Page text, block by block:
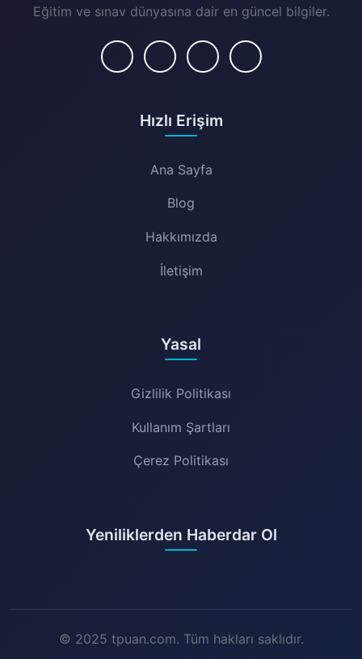
Eğitim ve sınav dünyasına dair en güncel bilgiler.
Hızlı Erişim
Ana Sayfa
Blog
Hakkımızda
İletişim
Yasal
Gizlilik Politikası
Kullanım Şartları
Çerez Politikası
Yeniliklerden Haberdar Ol
© 2025 tpuan.com. Tüm hakları saklıdır.